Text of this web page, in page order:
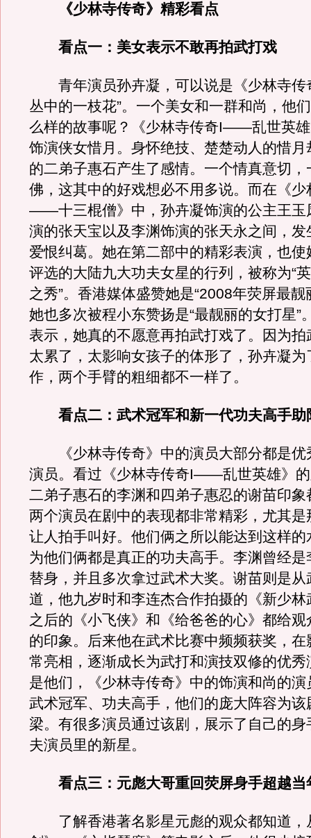
《少林寺传奇》精彩看点
看点一：美女表示不敢再拍武打戏
青年演员孙卉凝，可以说是《少林寺传
丛中的一枝花”。一个美女和一群和尚，他
么样的故事呢？《少林寺传奇I——乱世英
饰演侠女惜月。身怀绝技、楚楚动人的惜月
的二弟子惠石产生了感情。一个情真意切，
佛，这其中的好戏想必不用多说。而在《少
——十三棍僧》中，孙卉凝饰演的公主王玉
演的张天宝以及李渊饰演的张天永之间，发
爱恨纠葛。她在第二部中的精彩表演，也使
评选的大陆九大功夫女星的行列，被称为“
之秀”。香港媒体盛赞她是“2008年荧屏最靓
她也多次被程小东赞扬是“最靓丽的女打星”
表示，她真的不愿意再拍武打戏了。因为拍
太累了，太影响女孩子的体形了，孙卉凝为
作，两个手臂的粗细都不一样了。
看点二：武术冠军和新一代功夫高手助
《少林寺传奇》中的演员大部分都是优
演员。看过《少林寺传奇I——乱世英雄》
二弟子惠石的李渊和四弟子惠忍的谢苗印象
两个演员在剧中的表现都非常精彩，尤其是
让人拍手叫好。他们俩之所以能达到这样的
为他们俩都是真正的功夫高手。李渊曾经是
替身，并且多次拿过武术大奖。谢苗则是从
道，他九岁时和李连杰合作拍摄的《新少林
之后的《小飞侠》和《给爸爸的心》都给
的印象。后来他在武术比赛中频频获奖，在
常亮相，逐渐成长为武打和演技双修的优秀
是他们，《少林寺传奇》中的饰演和尚的演
武术冠军、功夫高手，他们的庞大阵容为该
梁。有很多演员通过该剧，展示了自己的身
夫演员里的新星。
看点三：元彪大哥重回荧屏身手超越当
了解香港著名影星元彪的观众都知道，